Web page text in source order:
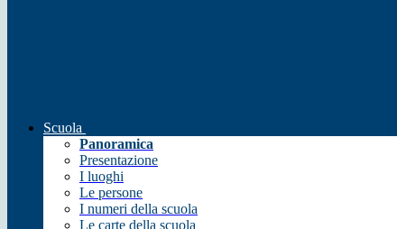
Scuola
Panoramica
Presentazione
I luoghi
Le persone
I numeri della scuola
Le carte della scuola